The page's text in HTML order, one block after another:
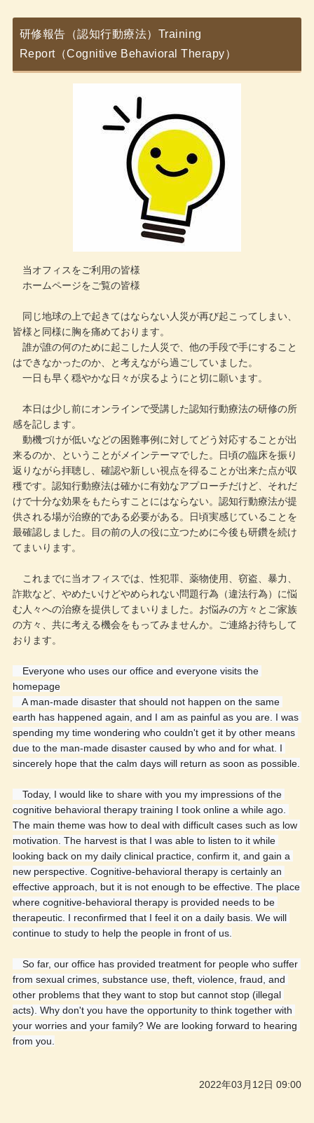
研修報告（認知行動療法）Training
Report（Cognitive Behavioral Therapy）
当オフィスをご利用の皆様
ホームページをご覧の皆様
同じ地球の上で起きてはならない人災が再び起こってしまい、
皆様と同様に胸を痛めております。
誰が誰の何のために起こした人災で、他の手段で手にすること
はできなかったのか、と考えながら過ごしていました。
一日も早く穏やかな日々が戻るようにと切に願います。
本日は少し前にオンラインで受講した認知行動療法の研修の所
感を記します。
動機づけが低いなどの困難事例に対してどう対応することが出
来るのか、ということがメインテーマでした。日頃の臨床を振り
返りながら拝聴し、確認や新しい視点を得ることが出来た点が収
穫です。認知行動療法は確かに有効なアプローチだけど、それだ
けで十分な効果をもたらすことにはならない。認知行動療法が提
供される場が治療的である必要がある。日頃実感じていることを
最確認しました。目の前の人の役に立つために今後も研鑽を続け
てまいります。
これまでに当オフィスでは、性犯罪、薬物使用、窃盗、暴力、
詐欺など、やめたいけどやめられない問題行為（違法行為）に悩
む人々への治療を提供してまいりました。お悩みの方々とご家族
の方々、共に考える機会をもってみませんか。ご連絡お待ちして
おります。
Everyone who uses our office and everyone visits the
homepage
A man-made disaster that should not happen on the same
earth has happened again, and I am as painful as you are. I was
spending my time wondering who couldn't get it by other means
due to the man-made disaster caused by who and for what. I
sincerely hope that the calm days will return as soon as possible.
Today, I would like to share with you my impressions of the
cognitive behavioral therapy training I took online a while ago.
The main theme was how to deal with difficult cases such as low
motivation. The harvest is that I was able to listen to it while
looking back on my daily clinical practice, confirm it, and gain a
new perspective. Cognitive-behavioral therapy is certainly an
effective approach, but it is not enough to be effective. The place
where cognitive-behavioral therapy is provided needs to be
therapeutic. I reconfirmed that I feel it on a daily basis. We will
continue to study to help the people in front of us.
So far, our office has provided treatment for people who suffer
from sexual crimes, substance use, theft, violence, fraud, and
other problems that they want to stop but cannot stop (illegal
acts). Why don't you have the opportunity to think together with
your worries and your family? We are looking forward to hearing
from you.
2022年03月12日 09:00